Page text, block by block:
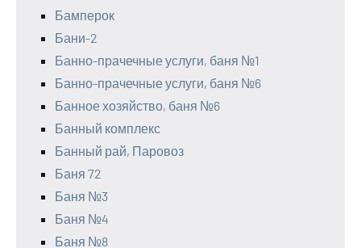
Бамперок
Бани-2
Банно-прачечные услуги, баня №1
Банно-прачечные услуги, баня №6
Банное хозяйство, баня №6
Банный комплекс
Банный рай, Паровоз
Баня 72
Баня №3
Баня №4
Баня №8